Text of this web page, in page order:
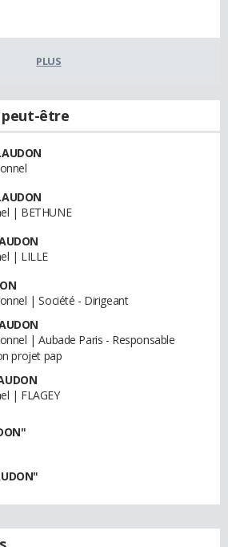
PLUS
peut-être
| BETHUNE
| LILLE
| Société - Dirigeant
| Aubade Paris - Responsable
projet pap
| FLAGEY